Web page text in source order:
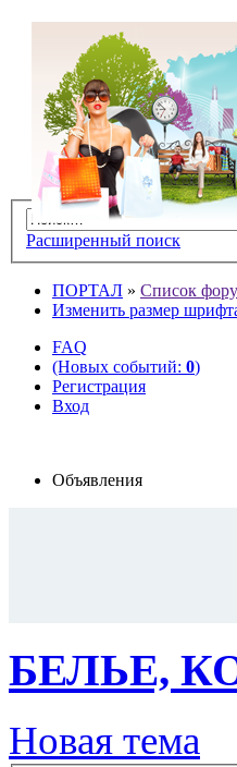
Расширенный поиск
ПОРТАЛ » Список
Изменить размер
FAQ
(Новых событий: 0)
Регистрация
Вход
Объявления
БЕЛЬЕ,
Новая тема